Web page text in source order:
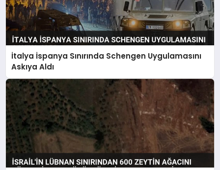
İtalya İspanya Sınırında Schengen Uygulamasını
Askıya Aldı